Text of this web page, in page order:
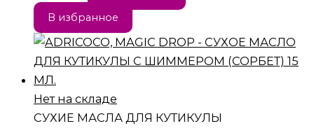
В избранное
Нет на складе
СУХИЕ МАСЛА ДЛЯ КУТИКУЛЫ